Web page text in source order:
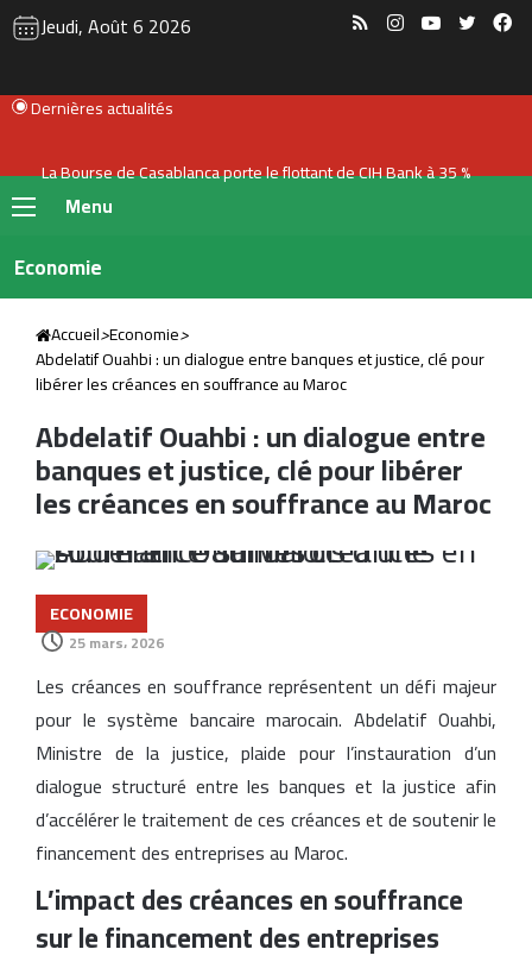
Jeudi, Août 6 2026 RSS InstagramYouTube
Dernières actualités
La Bourse de Casablanca porte le flottant de CIH Bank à 35 %
Menu
Economie
Accueil>Economie>
Abdelatif Ouahbi : un dialogue entre banques et justice, clé pour
libérer les créances en souffrance au Maroc
Abdelatif Ouahbi : un dialogue entre
banques et justice, clé pour libérer
les créances en souffrance au Maroc
ECONOMIE
25 mars، 2026
Les créances en souffrance représentent un défi majeur
pour le système bancaire marocain. Abdelatif Ouahbi,
Ministre de la justice, plaide pour l’instauration d’un
dialogue structuré entre les banques et la justice afin
d’accélérer le traitement de ces créances et de soutenir le
financement des entreprises au Maroc.
L’impact des créances en souffrance
sur le financement des entreprises